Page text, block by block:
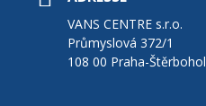
VANS CENTRE s.r.o.
Průmyslová 372/1
108 00 Praha-